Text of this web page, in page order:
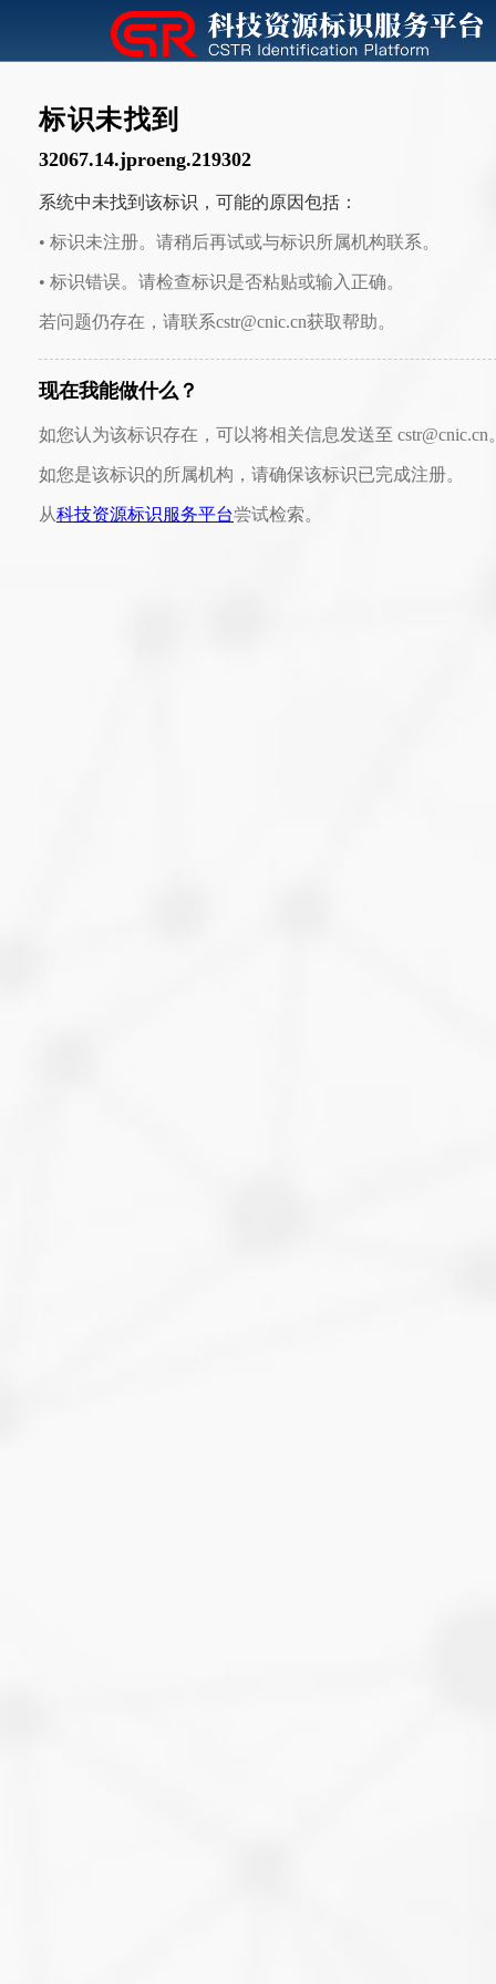
标识未找到
32067.14.jproeng.219302
系统中未找到该标识，可能的原因包括：
• 标识未注册。请稍后再试或与标识所属机构联系。
• 标识错误。请检查标识是否粘贴或输入正确。
若问题仍存在，请联系cstr@cnic.cn获取帮助。
现在我能做什么？
如您认为该标识存在，可以将相关信息发送至 cstr@cnic.cn
如您是该标识的所属机构，请确保该标识已完成注册。
从科技资源标识服务平台尝试检索。